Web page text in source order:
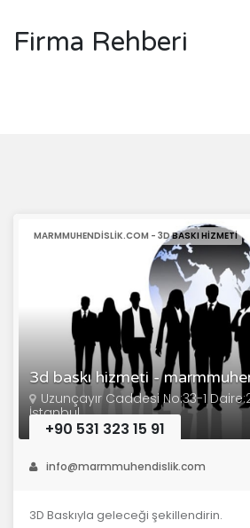
Firma Rehberi
3d baskı hizmeti -
MARMMUHENDISLIK.COM - 3D BASKI HIZMETI
Uzunçayır Caddesi No:33-1
İstanbul
+90 531 323 15 91
info@marmmuhendislik.com
3D Baskıyla geleceği şekillendirin.